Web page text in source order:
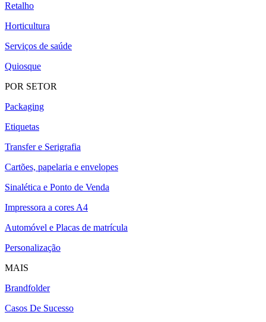
Retalho
Horticultura
Serviços de saúde
Quiosque
POR SETOR
Packaging
Etiquetas
Transfer e Serigrafia
Cartões, papelaria e envelopes
Sinalética e Ponto de Venda
Impressora a cores A4
Automóvel e Placas de matrícula
Personalização
MAIS
Brandfolder
Casos De Sucesso